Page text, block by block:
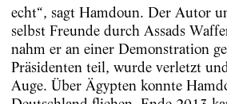
echt“, sagt Hamdoun. Der Autor
selbst Freunde durch Assads
nahm er an einer Demonstration
Präsidenten teil, wurde verletzt
Auge. Über Ägypten konnte